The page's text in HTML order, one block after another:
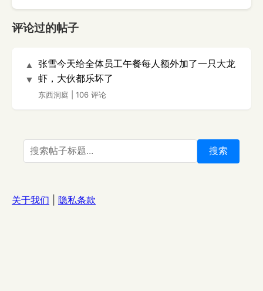
评论过的帖子
▲
▼
张雪今天给全体员工午餐每人额外加了一只大龙
虾，大伙都乐坏了
东西洞庭 106 评论
搜索
关于我们 隐私条款